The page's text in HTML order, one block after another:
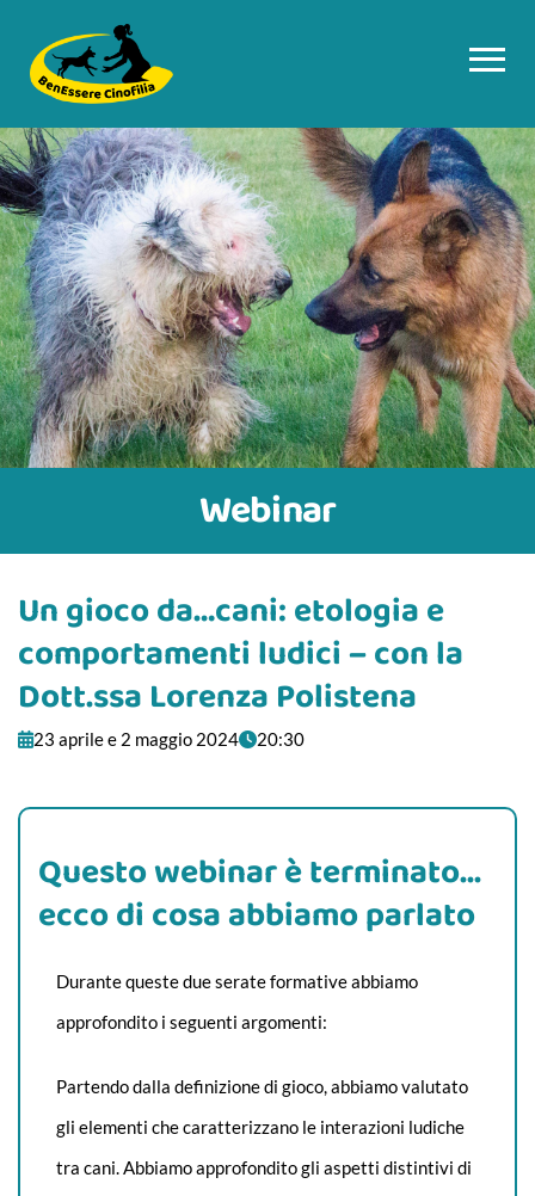
Webinar
Un gioco da…cani: etologia e
comportamenti ludici – con la
Dott.ssa Lorenza Polistena
23 aprile e 2 maggio 2024 20:30
Questo webinar è terminato...
ecco di cosa abbiamo parlato
Durante queste due serate formative abbiamo
approfondito i seguenti argomenti:
Partendo dalla definizione di gioco, abbiamo valutato
gli elementi che caratterizzano le interazioni ludiche
tra cani. Abbiamo approfondito gli aspetti distintivi di